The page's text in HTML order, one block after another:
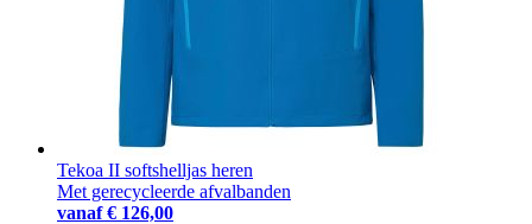
Tekoa II softshelljas heren
Met gerecycleerde afvalbanden
vanaf € 126,00